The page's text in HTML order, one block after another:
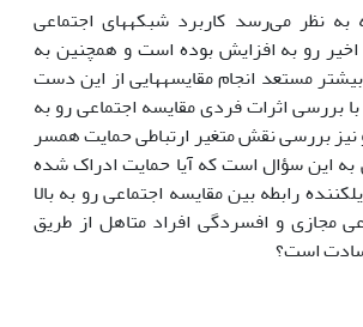
به نظر می‌رسد کاربرد شبکه­های اجتماعی
رو به افزایش بوده است و همچنین به
مستعد انجام مقایسه­هایی از این دست
بررسی اثرات فردی مقایسه اجتماعی رو به
نیز بررسی نقش متغیر ارتباطی حمایت همسر
به این سؤال است که آیا حمایت ادراک شده
رابطه بین مقایسه اجتماعی رو به بالا
مجازی و افسردگی افراد متاهل از طریق
است؟